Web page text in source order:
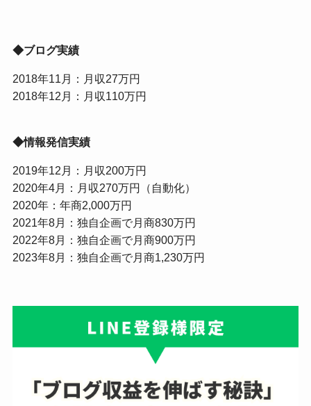
◆ブログ実績
2018年11月：月収27万円
2018年12月：月収110万円
◆情報発信実績
2019年12月：月収200万円
2020年4月：月収270万円（自動化）
2020年：年商2,000万円
2021年8月：独自企画で月商830万円
2022年8月：独自企画で月商900万円
2023年8月：独自企画で月商1,230万円